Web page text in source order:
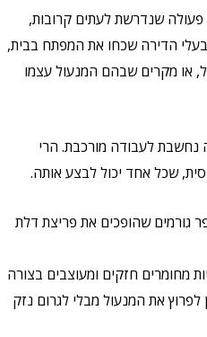
שנדרשת לעתים קרובות,
הדירה שכחו את המפתח בבית,
או מקרים שבהם המנעול עצמו
נחשבת לעבודה מורכבת. הרי
שכל אחד יכול לבצע אותה.
גורמים שהופכים את פריצת דלת
מחומרים חזקים ומעוצבים בצורה
את המנעול מבלי לגרום נזק